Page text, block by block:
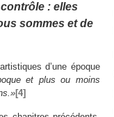
: elles
sommes et de
d’une époque
et plus ou moins
[4]